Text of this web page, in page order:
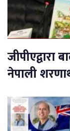
जीपीएद्वारा
नेपाली